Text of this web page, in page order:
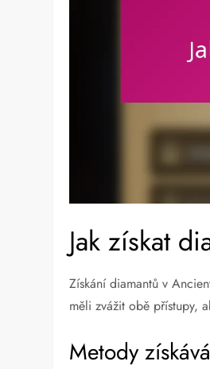
Jak získat
Získání diamantů v
měli zvážit obě přístupy,
Metody